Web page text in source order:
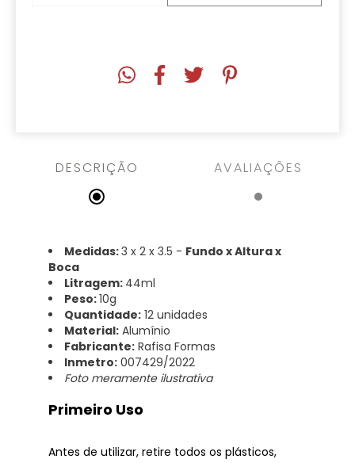
DESCRIÇÃO AVALIAÇÕES
Medidas:3 x 2 x 3.5 - Fundo x Altura x
Boca
Litragem: 44ml
Peso:10g
Quantidade:12 unidades
Material:Alumínio
Fabricante:Rafisa Formas
Inmetro:007429/2022
Foto meramente ilustrativa
Primeiro Uso
Antes de utilizar, retire todos os plásticos,